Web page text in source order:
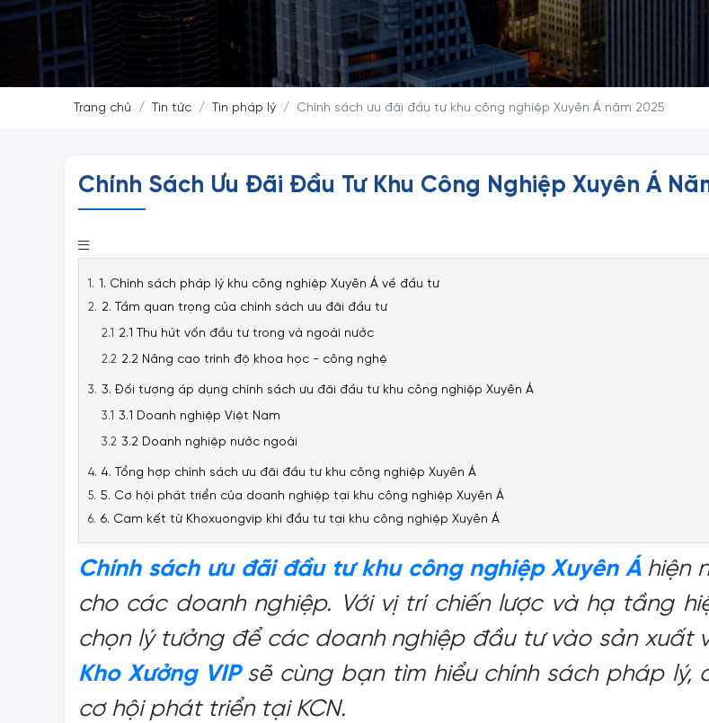
Trang chủ Tin tức Tin pháp lý Chính sách ưu đãi đầu tư khu công nghiệp Xuyên Á năm 2025
Chính Sách Ưu Đãi Đầu Tư Khu Công Nghiệp Xuyên Á
1. Chính sách pháp lý khu công nghiệp Xuyên Á về đầu tư
2. Tầm quan trọng của chính sách ưu đãi đầu tư
2.1 Thu hút vốn đầu tư trong và ngoài nước
2.2 Nâng cao trình độ khoa học - công nghệ
3. Đối tượng áp dụng chính sách ưu đãi đầu tư khu công nghiệp Xuyên Á
3.1 Doanh nghiệp Việt Nam
3.2 Doanh nghiệp nước ngoài
4. Tổng hợp chính sách ưu đãi đầu tư khu công nghiệp Xuyên Á
5. Cơ hội phát triển của doanh nghiệp tại khu công nghiệp Xuyên Á
6. Cam kết từ Khoxuongvip khi đầu tư tại khu công nghiệp Xuyên Á
Chính sách ưu đãi đầu tư khu công nghiệp Xuyên Áhiện
cho các doanh nghiệp. Với vị trí chiến lược và hạ tầng
chọn lý tưởng để các doanh nghiệp đầu tư vào sản xuất
Kho Xưởng VIP sẽ cùng bạn tìm hiểu chính sách pháp
cơ hội phát triển tại KCN.